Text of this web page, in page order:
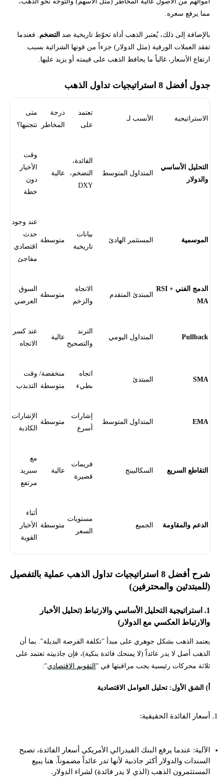
مما يرفع سعره.
بالإضافة إلى ذلك، يُعتبر الذهب أداة تحوّط تاريخية ضد التضخم . فعندما
تفقد العملات الورقية (مثل الدولار) جزءاً من قوتها الشرائية بسبب
ارتفاع الأسعار، غالباً ما يحافظ الذهب على قيمته أو يزيد عليها.
جدول أفضل 8 استراتيجيات تداول الذهب
الاستراتيجية الأنسب لـ
تعتمد
على
درجة
المخاطر
متى
تتجنبها؟
التحليل الأساسي
والدولار
المتداول المتوسط
الفائدة،
التضخم،
DXY
عالية
وقت
الأخبار
دون
خطة
الموسمية المستثمر الهادئ
بيانات
تاريخية
متوسطة
عند وجود
حدث
اقتصادي
مفاجئ
الدمج الفني RSI +
MA
المبتدئ المتقدم
الاتجاه
والزخم
متوسطة
السوق
العرضي
Pullback المتداول اليومي
الترند
والتصحيح
عالية
عند كسر
الاتجاه
SMA المبتدئ
اتجاه
بطيء
منخفضة/
متوسطة
وقت
التذبذب
EMA المتداول المتوسط
إشارات
أسرع
متوسطة
الإشارات
الكاذبة
التقاطع السريع السكالبينج
فريمات
قصيرة
عالية
مع
سبريد
مرتفع
الدعم والمقاومة الجميع
مستويات
السعر
متوسطة
أثناء
الأخبار
القوية
شرح أفضل 8 استراتيجيات تداول الذهب عملية بالتفصيل
(للمبتدئين والمحترفين)
1. استراتيجية التحليل الأساسي والارتباط (تحليل الأخبار
والارتباط العكسي مع الدولار)
يعتمد الذهب بشكل جوهري على مبدأ "تكلفة الفرصة البديلة". بما أن
الذهب أصل لا يدر عائداً (لا يمنحك فائدة بنكية)، فإن جاذبيته تعتمد على
ثلاثة محركات رئيسية يجب مراقبتها في "التقويم الاقتصادي":
أ) الشق الأول: تحليل العوامل الاقتصادية
أسعار الفائدة الحقيقية:
الآلية: عندما يرفع البنك الفيدرالي الأمريكي أسعار الفائدة، تصبح
السندات والدولار أكثر جاذبية لأنها تدر عائداً مضموناً. هنا يبيع
المستثمرون الذهب (الذي لا يدر فائدة) لشراء الدولار.